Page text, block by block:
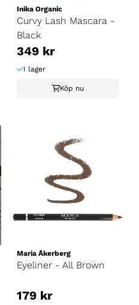
Inika Organic
Curvy Lash Mascara -
Black
349 kr
I lager
Köp nu
Maria Åkerberg
Eyeliner - All Brown
179 kr